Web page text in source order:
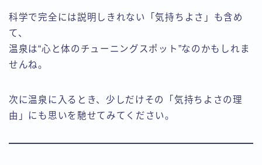
科学で完全には説明しきれない「気持ちよさ」も含め
て、
温泉は“心と体のチューニングスポット”なのかもしれま
せんね。
次に温泉に入るとき、少しだけその「気持ちよさの理
由」にも思いを馳せてみてください。